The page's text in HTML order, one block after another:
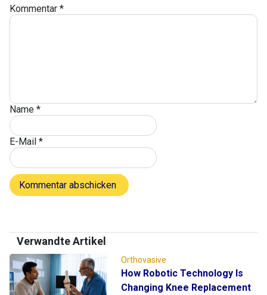
Kommentar *
Name *
E-Mail *
Verwandte Artikel
Orthovasive
How Robotic Technology Is
Changing Knee Replacement